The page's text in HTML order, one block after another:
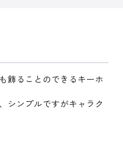
飾ることのできるキーホ
シンプルですがキャラク